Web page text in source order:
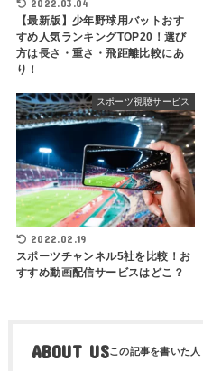
2022.03.04
【最新版】少年野球用バットおす
すめ人気ランキングTOP20！選び
方は長さ・重さ・飛距離比較にあ
り！
スポーツ視聴サービス
2022.02.19
スポーツチャンネル5社を比較！お
すすめ動画配信サービスはどこ？
ABOUT US